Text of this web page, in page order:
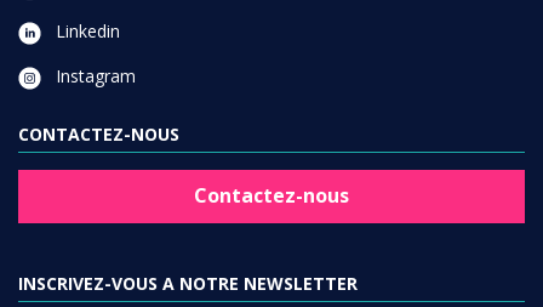
Linkedin
Instagram
CONTACTEZ-NOUS
Contactez-nous
INSCRIVEZ-VOUS A NOTRE NEWSLETTER